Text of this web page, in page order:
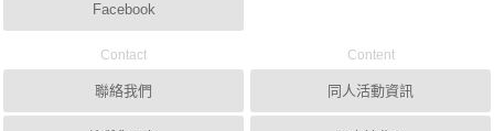
Facebook
Contact
聯絡我們
Content
同人活動資訊